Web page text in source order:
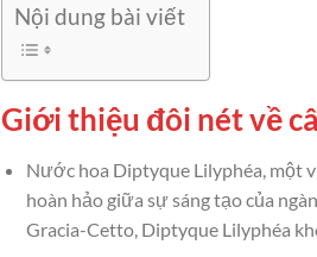
Nội dung bài viết
Giới thiệu đôi nét về
Nước hoa Diptyque Lilyphéa, một
hoàn hảo giữa sự sáng tạo của
Gracia-Cetto, Diptyque Lilyphéa